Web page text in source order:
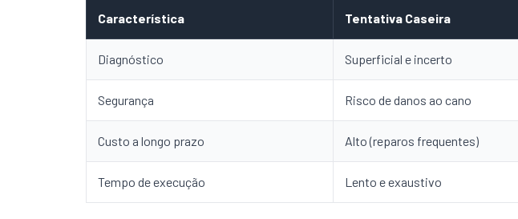
Característica Tentativa Caseira
Diagnóstico Superficial e incerto
Segurança Risco de danos ao cano
Custo a longo prazo Alto (reparos frequentes)
Tempo de execução Lento e exaustivo